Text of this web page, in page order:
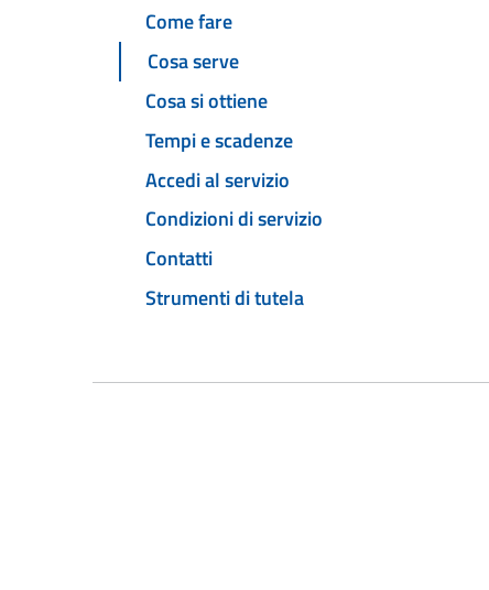
Come fare
Cosa serve
Cosa si ottiene
Tempi e scadenze
Accedi al servizio
Condizioni di servizio
Contatti
Strumenti di tutela